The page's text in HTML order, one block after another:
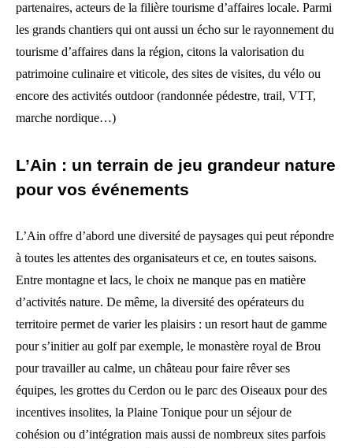
partenaires, acteurs de la filière tourisme d’affaires locale. Parmi
les grands chantiers qui ont aussi un écho sur le rayonnement du
tourisme d’affaires dans la région, citons la valorisation du
patrimoine culinaire et viticole, des sites de visites, du vélo ou
encore des activités outdoor (randonnée pédestre, trail, VTT,
marche nordique…)
L’Ain : un terrain de jeu grandeur nature
pour vos événements
L’Ain offre d’abord une diversité de paysages qui peut répondre
à toutes les attentes des organisateurs et ce, en toutes saisons.
Entre montagne et lacs, le choix ne manque pas en matière
d’activités nature. De même, la diversité des opérateurs du
territoire permet de varier les plaisirs : un resort haut de gamme
pour s’initier au golf par exemple, le monastère royal de Brou
pour travailler au calme, un château pour faire rêver ses
équipes, les grottes du Cerdon ou le parc des Oiseaux pour des
incentives insolites, la Plaine Tonique pour un séjour de
cohésion ou d’intégration mais aussi de nombreux sites parfois